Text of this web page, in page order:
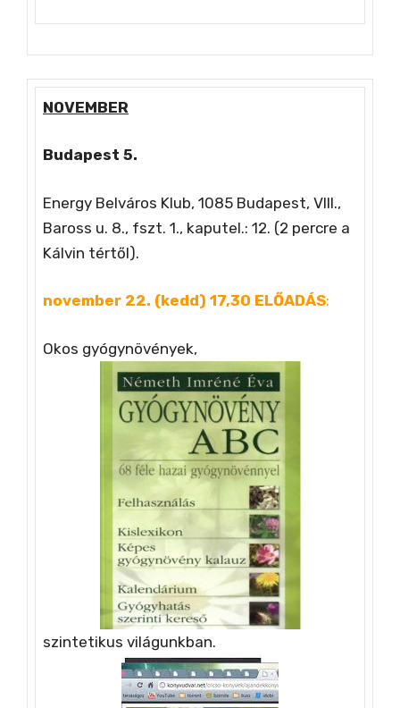
NOVEMBER
Budapest 5.
Energy Belváros Klub, 1085 Budapest, VIII.,
Baross u. 8., fszt. 1., kaputel.: 12. (2 percre a
Kálvin tértől).
november 22. (kedd) 17,30 ELŐADÁS:
Okos gyógynövények,
szintetikus világunkban.